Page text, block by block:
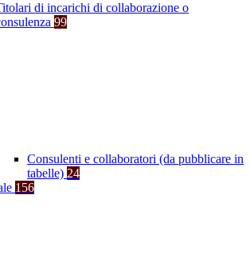
di incarichi di collaborazione o
99
Consulenti e collaboratori (da pubblicare in
tabelle) 24
156